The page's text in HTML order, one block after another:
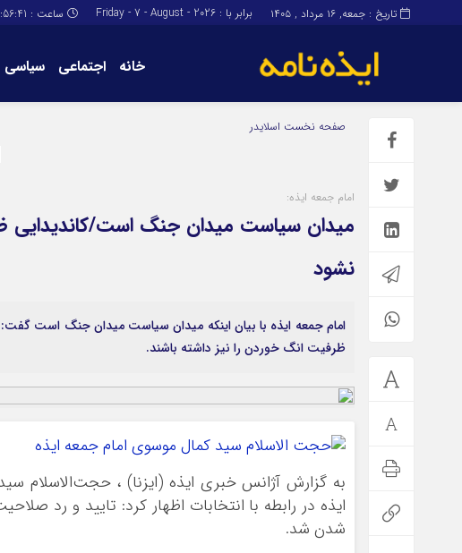
تاریخ : جمعه, ۱۶ مرداد , ۱۴۰۵ برابر با : Friday - 7 - August - 2026 ساعت :
خانه اجتماعی سیاسی
برگه نمونهصفحه نخست اسلایدر
امام جمعه ایذه:
میدان سیاست میدان جنگ است/کاندیدایی
نشود
امام جمعه ایذه با بیان اینکه میدان سیاست میدان جنگ است گفت:
ظرفیت انگ خوردن را نیز داشته باشند.
به گزارش آژانس خبری ایذه (ایزنا) ، حجت‌الاسلام
ایذه در رابطه با انتخابات اظهار کرد: تایید و رد
شدن شد.